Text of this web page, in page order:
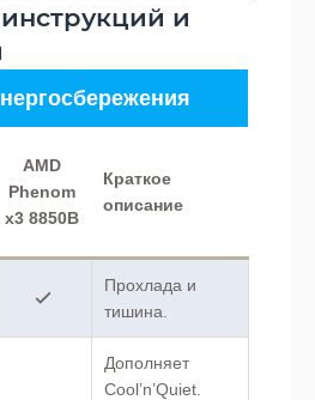
и
AMD
Phenom
x3 8850B
Краткое
описание
Прохлада и
тишина.
Дополняет
Cool’n’Quiet.